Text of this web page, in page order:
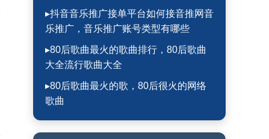
▸抖音音乐推广接单平台如何接音推网音
乐推广，音乐推广账号类型有哪些
▸80后歌曲最火的歌曲排行，80后歌曲
大全流行歌曲大全
▸80后歌曲最火的歌，80后很火的网络
歌曲